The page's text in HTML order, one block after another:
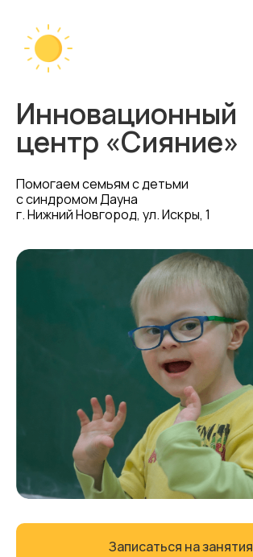
Помогаем семьям с детьми
с синдромом Дауна
г. Нижний Новгород, ул. Искры, 1
Инновационный
центр «Сияние»
Записаться на занятия
Записаться на занятия